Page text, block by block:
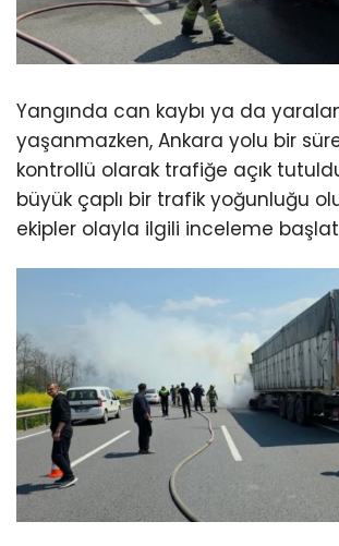
Yangında can kaybı ya da
yaşanmazken, Ankara yolu bir
kontrollü olarak trafiğe açık
büyük çaplı bir trafik yoğunluğu
ekipler olayla ilgili inceleme